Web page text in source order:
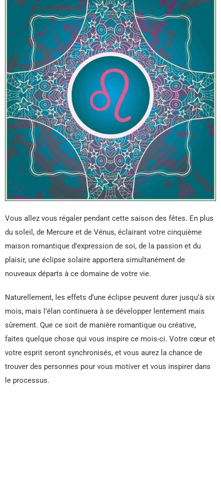
Vous allez vous régaler pendant cette saison des fêtes. En plus
du soleil, de Mercure et de Vénus, éclairant votre cinquième
maison romantique d’expression de soi, de la passion et du
plaisir, une éclipse solaire apportera simultanément de
nouveaux départs à ce domaine de votre vie.
Naturellement, les effets d’une éclipse peuvent durer jusqu’à six
mois, mais l’élan continuera à se développer lentement mais
sûrement. Que ce soit de manière romantique ou créative,
faites quelque chose qui vous inspire ce mois-ci. Votre cœur et
votre esprit seront synchronisés, et vous aurez la chance de
trouver des personnes pour vous motiver et vous inspirer dans
le processus.